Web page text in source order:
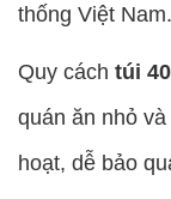
thống Việt Nam.
Quy cách túi
quán ăn nhỏ
hoạt, dễ bảo